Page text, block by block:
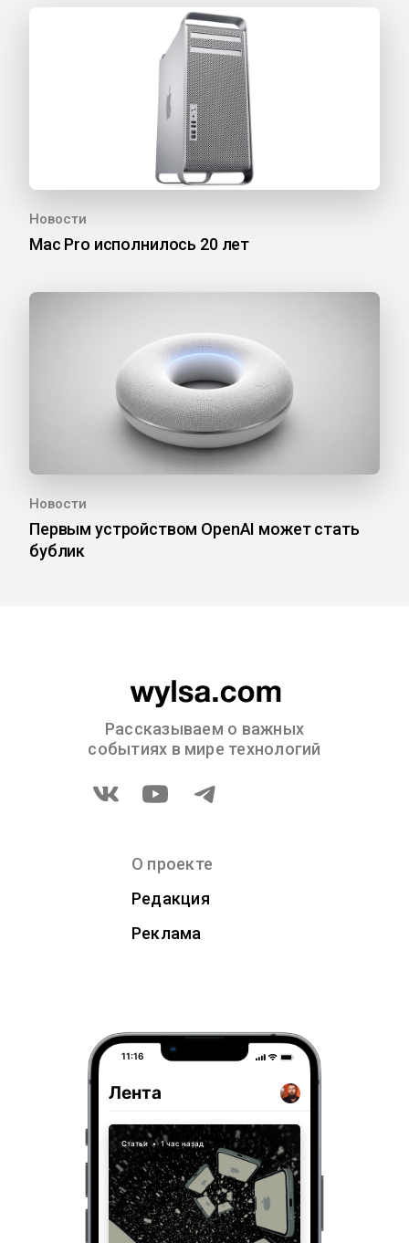
Новости
Mac Pro исполнилось 20 лет
Новости
Первым устройством OpenAI может стать
бублик
Рассказываем о важных
событиях в мире технологий
О проекте
Редакция
Реклама
11:16
Лента
Статьи • 1 час назад